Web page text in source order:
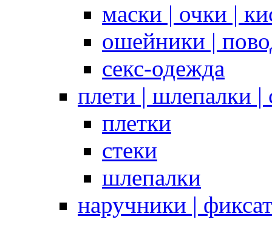
маски | очки |
ошейники |
секс-одежда
плети | шлепалки |
плетки
стеки
шлепалки
наручники |